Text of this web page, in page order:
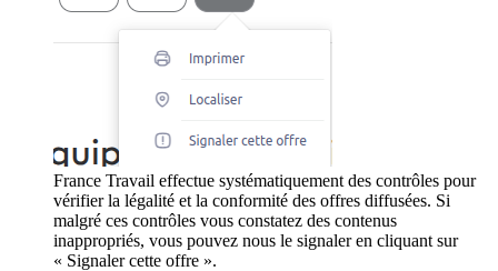
France Travail effectue systématiquement des contrôles pour
vérifier la légalité et la conformité des offres diffusées. Si
malgré ces contrôles vous constatez des contenus
inappropriés, vous pouvez nous le signaler en cliquant sur
« Signaler cette offre ».